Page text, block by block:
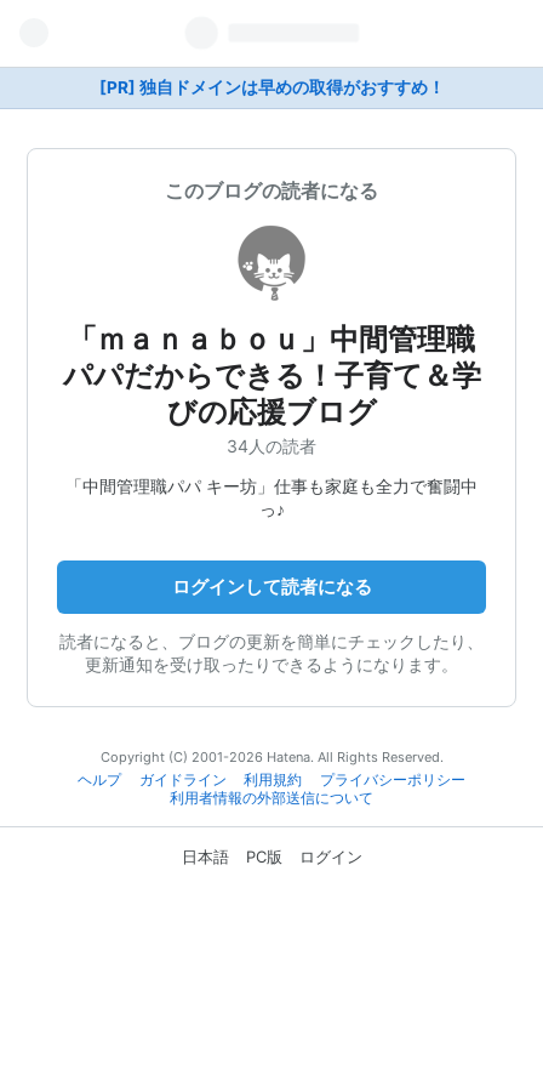
[PR] 独自ドメインは早めの取得がおすすめ！
このブログの読者になる
「ｍａｎａｂｏｕ」中間管理職
パパだからできる！子育て＆学
びの応援ブログ
34人の読者
「中間管理職パパ キー坊」仕事も家庭も全力で奮闘中
っ♪
ログインして読者になる
読者になると、ブログの更新を簡単にチェックしたり、
更新通知を受け取ったりできるようになります。
Copyright (C) 2001-2026 Hatena. All Rights Reserved.
ヘルプ
ガイドライン 利用規約
プライバシーポリシー
利用者情報の外部送信について
日本語 PC版 ログイン